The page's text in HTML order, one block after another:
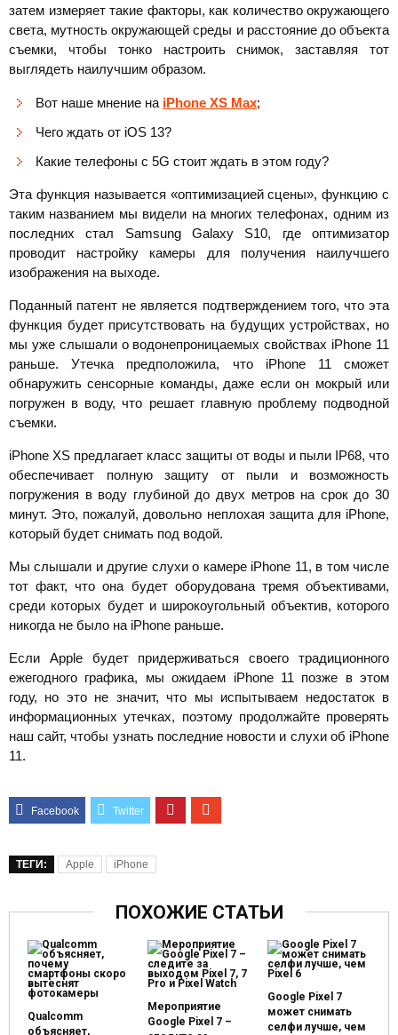
затем измеряет такие факторы, как количество окружающего
света, мутность окружающей среды и расстояние до объекта
съемки, чтобы тонко настроить снимок, заставляя тот
выглядеть наилучшим образом.
Вот наше мнение на iPhone XS Max;
Чего ждать от iOS 13?
Какие телефоны с 5G стоит ждать в этом году?
Эта функция называется «оптимизацией сцены», функцию с
таким названием мы видели на многих телефонах, одним из
последних стал Samsung Galaxy S10, где оптимизатор
проводит настройку камеры для получения наилучшего
изображения на выходе.
Поданный патент не является подтверждением того, что эта
функция будет присутствовать на будущих устройствах, но
мы уже слышали о водонепроницаемых свойствах iPhone 11
раньше. Утечка предположила, что iPhone 11 сможет
обнаружить сенсорные команды, даже если он мокрый или
погружен в воду, что решает главную проблему подводной
съемки.
iPhone XS предлагает класс защиты от воды и пыли IP68, что
обеспечивает полную защиту от пыли и возможность
погружения в воду глубиной до двух метров на срок до 30
минут. Это, пожалуй, довольно неплохая защита для iPhone,
который будет снимать под водой.
Мы слышали и другие слухи о камере iPhone 11, в том числе
тот факт, что она будет оборудована тремя объективами,
среди которых будет и широкоугольный объектив, которого
никогда не было на iPhone раньше.
Если Apple будет придерживаться своего традиционного
ежегодного графика, мы ожидаем iPhone 11 позже в этом
году, но это не значит, что мы испытываем недостаток в
информационных утечках, поэтому продолжайте проверять
наш сайт, чтобы узнать последние новости и слухи об iPhone
11.
ТЕГИ: Apple iPhone
ПОХОЖИЕ СТАТЬИ
Qualcomm
объясняет,
Мероприятие
Google Pixel 7 –
Google Pixel 7
может снимать
селфи лучше, чем